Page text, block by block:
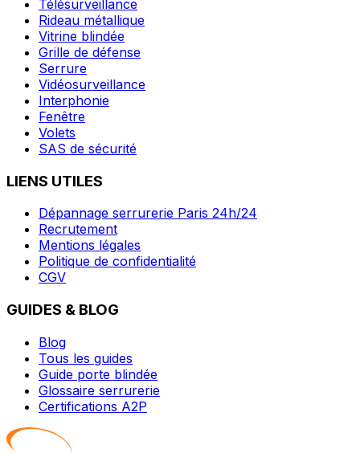
Télésurveillance
Rideau métallique
Vitrine blindée
Grille de défense
Serrure
Vidéosurveillance
Interphonie
Fenêtre
Volets
SAS de sécurité
LIENS UTILES
Dépannage serrurerie Paris 24h/24
Recrutement
Mentions légales
Politique de confidentialité
CGV
GUIDES & BLOG
Blog
Tous les guides
Guide porte blindée
Glossaire serrurerie
Certifications A2P